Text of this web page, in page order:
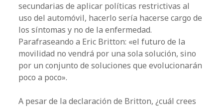
secundarias de aplicar políticas restrictivas al
uso del automóvil, hacerlo sería hacerse cargo de
los síntomas y no de la enfermedad.
Parafraseando a Eric Britton: «el futuro de la
movilidad no vendrá por una sola solución, sino
por un conjunto de soluciones que evolucionarán
poco a poco».
A pesar de la declaración de Britton, ¿cuál crees